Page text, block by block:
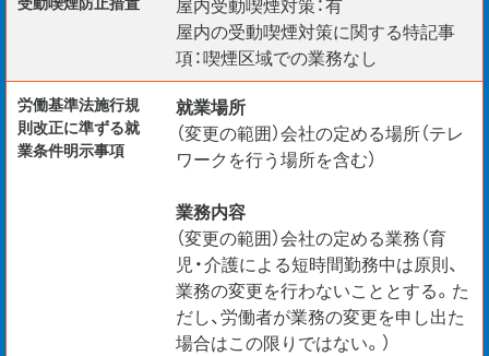
屋内の受動喫煙対策に関する特記事
項：喫煙区域での業務なし
労働基準法施行規
則改正に準ずる就
業条件明示事項
就業場所
（変更の範囲）会社の定める場所（テレ
ワークを行う場所を含む）
業務内容
（変更の範囲）会社の定める業務（育
児・介護による短時間勤務中は原則、
業務の変更を行わないこととする。た
だし、労働者が業務の変更を申し出た
場合はこの限りではない。）